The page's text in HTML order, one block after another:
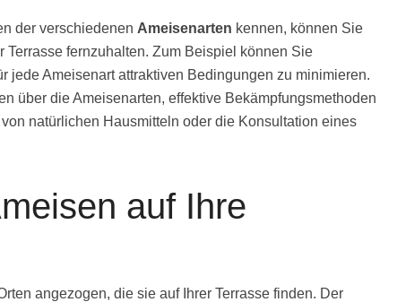
der verschiedenen Ameisenarten kennen, können Sie
fernzuhalten. Zum Beispiel können Sie
jede Ameisenart attraktiven Bedingungen zu minimieren.
über die Ameisenarten, effektive Bekämpfungsmethoden
natürlichen Hausmitteln oder die Konsultation eines
auf Ihre
angezogen, die sie auf Ihrer Terrasse finden. Der